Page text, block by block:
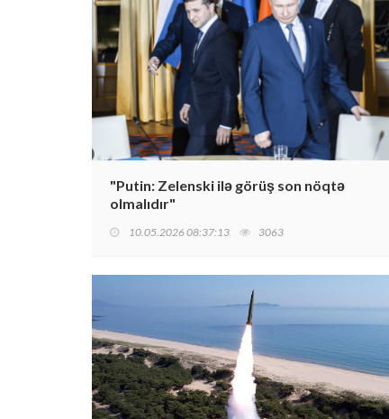
"Putin: Zelenski ilə görüş son nöqtə
olmalıdır"
10.05.2026 08:37:13 3063